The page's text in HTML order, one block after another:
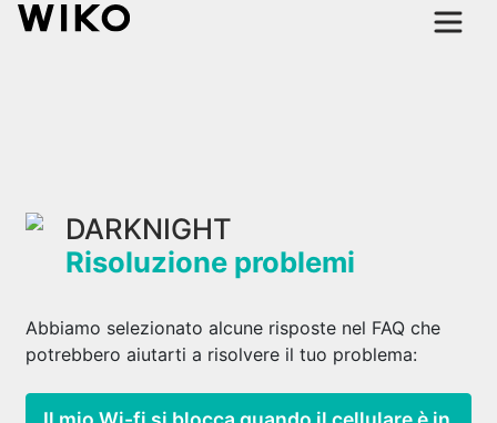
DARKNIGHT
Risoluzione problemi
Abbiamo selezionato alcune risposte nel FAQ che
potrebbero aiutarti a risolvere il tuo problema: